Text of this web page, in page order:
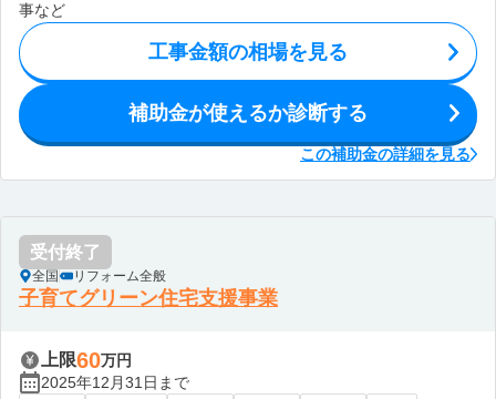
事など
工事金額の相場を見る
補助金が使えるか診断する
この補助金の詳細を見る
受付終了
全国 リフォーム全般
子育てグリーン住宅支援事業
上限60万円
2025年12月31日まで